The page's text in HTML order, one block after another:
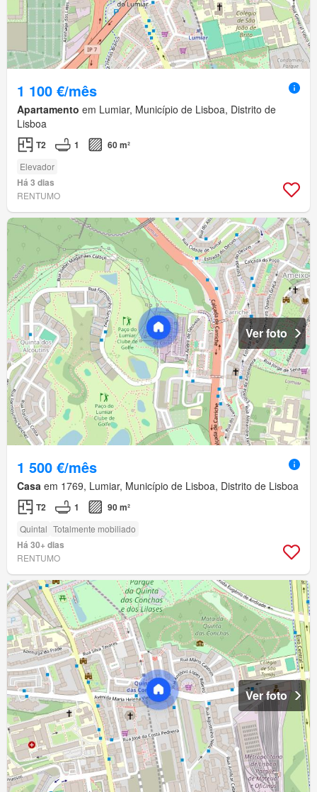
1 100 €/mês
Apartamento em Lumiar, Município de Lisboa, Distrito de
Lisboa
T2 1 60 m²
Elevador
Há 3 dias
RENTUMO
Ver foto
1 500 €/mês
Casa em 1769, Lumiar, Município de Lisboa, Distrito de Lisboa
T2 1 90 m²
Quintal Totalmente mobiliado
Há 30+ dias
RENTUMO
Ver foto